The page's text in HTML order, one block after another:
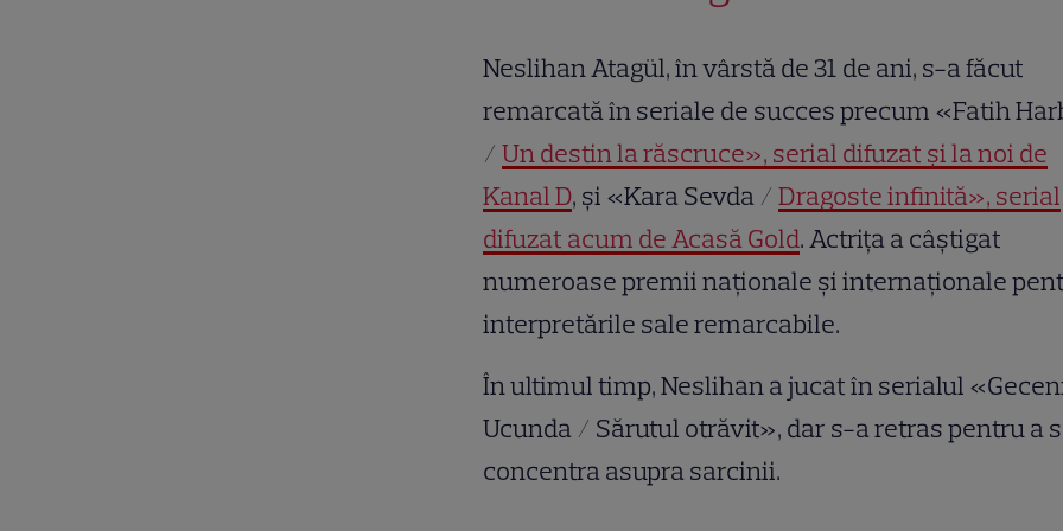
Neslihan Atagül, în vârstă de 31 de ani, s-a făcut
remarcată în seriale de succes precum «Fatih
/ Un destin la răscruce», serial difuzat și la noi de
Kanal D, și «Kara Sevda / Dragoste infinită», serial
difuzat acum de Acasă Gold. Actrița a câștigat
numeroase premii naționale și internaționale
interpretările sale remarcabile.
În ultimul timp, Neslihan a jucat în serialul
Ucunda / Sărutul otrăvit», dar s-a retras pentru a
concentra asupra sarcinii.